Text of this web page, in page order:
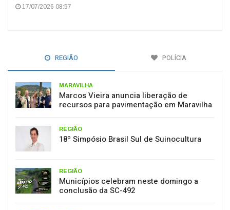
17/07/2026 08:57
REGIÃO POLÍCIA
MARAVILHA
Marcos Vieira anuncia liberação de
recursos para pavimentação em Maravilha
REGIÃO
18º Simpósio Brasil Sul de Suinocultura
REGIÃO
Municípios celebram neste domingo a
conclusão da SC-492